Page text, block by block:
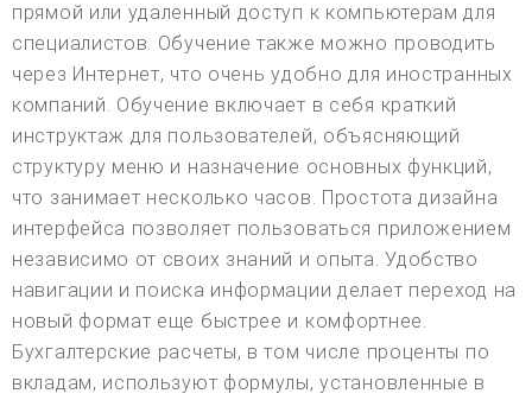
прямой или удаленный доступ к компьютерам для
специалистов. Обучение также можно проводить
через Интернет, что очень удобно для иностранных
компаний. Обучение включает в себя краткий
инструктаж для пользователей, объясняющий
структуру меню и назначение основных функций,
что занимает несколько часов. Простота дизайна
интерфейса позволяет пользоваться приложением
независимо от своих знаний и опыта. Удобство
навигации и поиска информации делает переход на
новый формат еще быстрее и комфортнее.
Бухгалтерские расчеты, в том числе проценты по
вкладам, используют формулы, установленные в